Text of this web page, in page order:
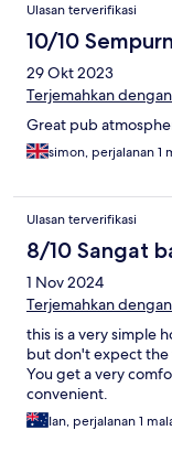
Ulasan terverifikasi
10/10
29 Okt 2023
Terjemahkan
Great pub
simon, perjalanan 1
Ulasan terverifikasi
8/10 Sangat
1 Nov 2024
Terjemahkan
this is a very simple
but don't expect the
You get a very
convenient.
Ian, perjalanan 1